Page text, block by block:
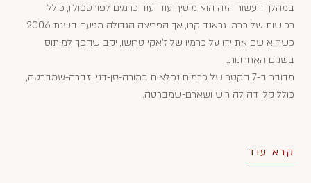
במהלך העשור הזה הוא מוסיף עוד ועוד כרמים לפורטפוליו, כולל
רכישות של כרמי גראנד קרו, אך הפריצה הגדולה מגיעה בשנת 2006
כשהוא שם את ידו על כרמיו של ז'אקי טרושו, יקב שהפך למיתוס
בשנים האחרונות.
מדובר ב-7 הקטר של כרמים נפלאים במורה-סן-דני וז'ברה-שמברטה,
כולל קלו דה לה רוש ושארם-שמברטה.
קרא עוד